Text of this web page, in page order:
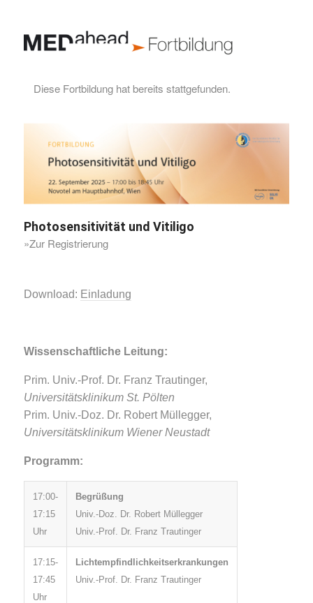
Diese Fortbildung hat bereits stattgefunden.
Photosensitivität und Vitiligo
»Zur Registrierung
Download: Einladung
Wissenschaftliche Leitung:
Prim. Univ.-Prof. Dr. Franz Trautinger,
Universitätsklinikum St. Pölten
Prim. Univ.-Doz. Dr. Robert Müllegger,
Universitätsklinikum Wiener Neustadt
Programm:
17:00-
17:15
Uhr
Begrüßung
Univ.-Doz. Dr. Robert Müllegger
Univ.-Prof. Dr. Franz Trautinger
17:15-
17:45
Uhr
Lichtempfindlichkeitserkrankungen
Univ.-Prof. Dr. Franz Trautinger